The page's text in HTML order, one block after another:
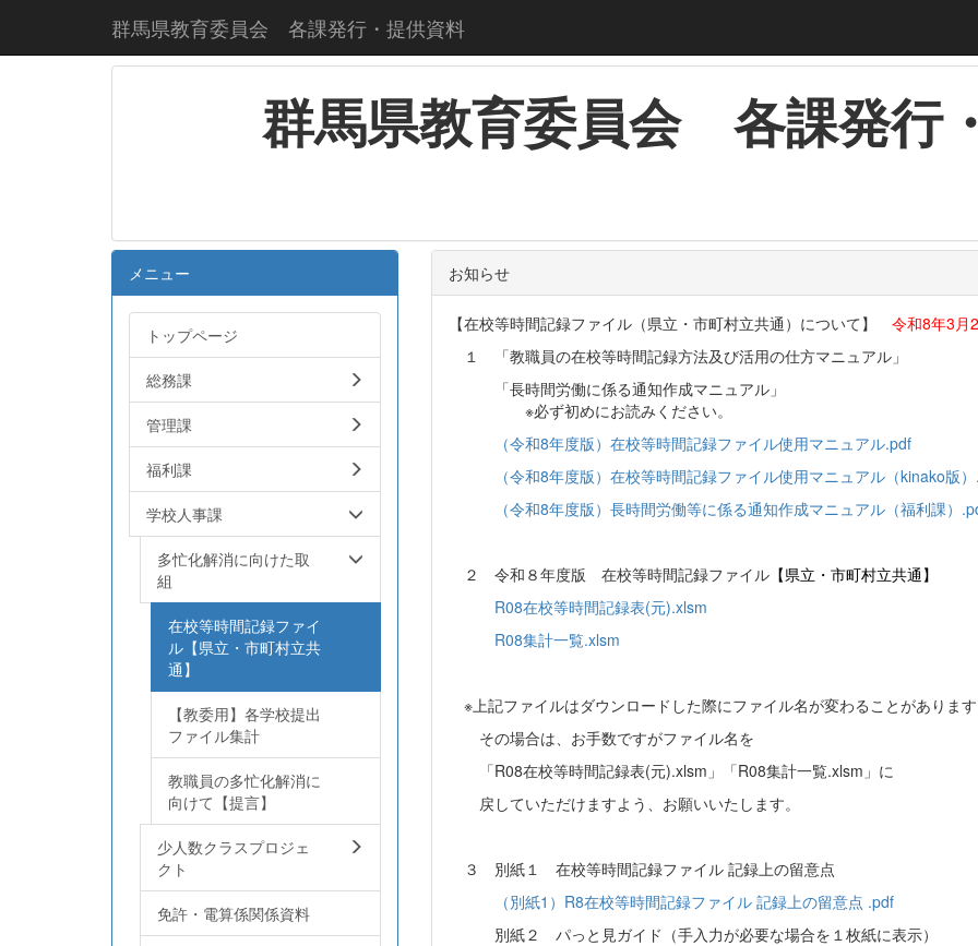
群馬県教育委員会 各課発行・提供資料
群馬県教育委員会 各課発行
お知らせ
【在校等時間記録ファイル（県立・市町村立共通）について】 令和8年3月
１ 「教職員の在校等時間記録方法及び活用の仕方マニュアル」
「長時間労働に係る通知作成マニュアル」
※必ず初めにお読みください。
（令和8年度版）在校等時間記録ファイル使用マニュアル.pdf
（令和8年度版）在校等時間記録ファイル使用マニュアル（kinako版
（令和8年度版）長時間労働等に係る通知作成マニュアル（福利課）
２ 令和８年度版 在校等時間記録ファイル【県立・市町村立共通】
R08在校等時間記録表(元).xlsm
R08集計一覧.xlsm
※上記ファイルはダウンロードした際にファイル名が変わることがありま
その場合は、お手数ですがファイル名を
「R08在校等時間記録表(元).xlsm」「R08集計一覧.xlsm」に
戻していただけますよう、お願いいたします。
３ 別紙１ 在校等時間記録ファイル 記録上の留意点
（別紙1）R8在校等時間記録ファイル 記録上の留意点 .pdf
別紙２ パっと見ガイド（手入力が必要な場合を１枚紙に表示）
メニュー
トップページ
総務課
管理課
福利課
学校人事課
多忙化解消に向けた取
組
在校等時間記録ファイ
ル【県立・市町村立共
通】
【教委用】各学校提出
ファイル集計
教職員の多忙化解消に
向けて【提言】
少人数クラスプロジェ
クト
免許・電算係関係資料